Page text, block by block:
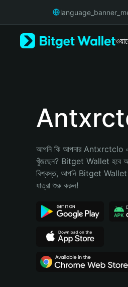
Русский
Bahasa Indonesia
Português (Brasil)
আপনি কি আপনার Antxrctclo এর
খুঁজছেন? Bitget Wallet হবে
বিশ্বস্ত, আপনি Bitget Wallet
যাত্রা শুরু করুন!